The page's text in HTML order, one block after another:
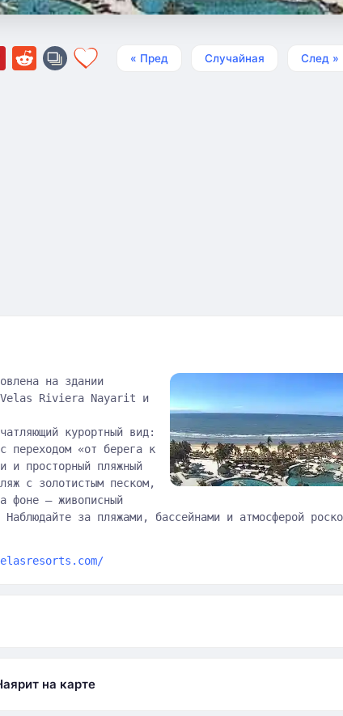
« Пред Случайная След »
на здании
Velas Riviera Nayarit и
курортный вид:
переходом «от берега к
и просторный пляжный
с золотистым песком,
фоне — живописный
за пляжами, бассейнами и атмосферой
на карте